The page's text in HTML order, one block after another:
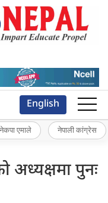
English
नेकपा एमाले नेपाली कांग्रेस
अध्यक्षमा पुनः